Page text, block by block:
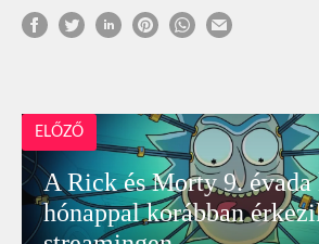
ELŐZŐ
A Rick és Morty 9. évada
hónappal korábban